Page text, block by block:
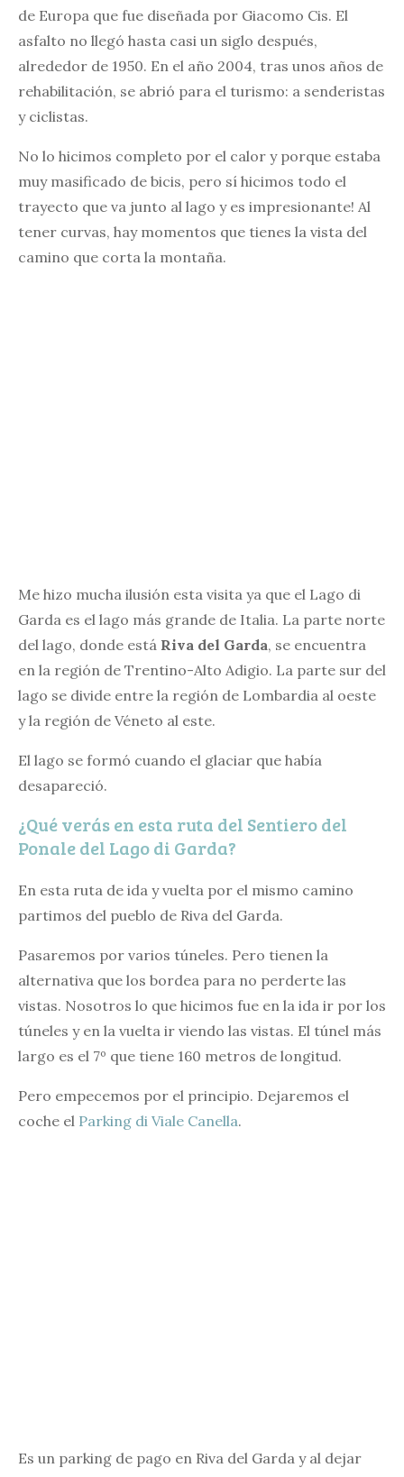
de Europa que fue diseñada por Giacomo Cis. El
asfalto no llegó hasta casi un siglo después,
alrededor de 1950. En el año 2004, tras unos años de
rehabilitación, se abrió para el turismo: a senderistas
y ciclistas.
No lo hicimos completo por el calor y porque estaba
muy masificado de bicis, pero sí hicimos todo el
trayecto que va junto al lago y es impresionante! Al
tener curvas, hay momentos que tienes la vista del
camino que corta la montaña.
Me hizo mucha ilusión esta visita ya que el Lago di
Garda es el lago más grande de Italia. La parte norte
del lago, donde está Riva del Garda, se encuentra
en la región de Trentino-Alto Adigio. La parte sur del
lago se divide entre la región de Lombardia al oeste
y la región de Véneto al este.
El lago se formó cuando el glaciar que había
desapareció.
¿Qué verás en esta ruta del Sentiero del
Ponale del Lago di Garda?
En esta ruta de ida y vuelta por el mismo camino
partimos del pueblo de Riva del Garda.
Pasaremos por varios túneles. Pero tienen la
alternativa que los bordea para no perderte las
vistas. Nosotros lo que hicimos fue en la ida ir por los
túneles y en la vuelta ir viendo las vistas. El túnel más
largo es el 7º que tiene 160 metros de longitud.
Pero empecemos por el principio. Dejaremos el
coche el Parking di Viale Canella.
Es un parking de pago en Riva del Garda y al dejar